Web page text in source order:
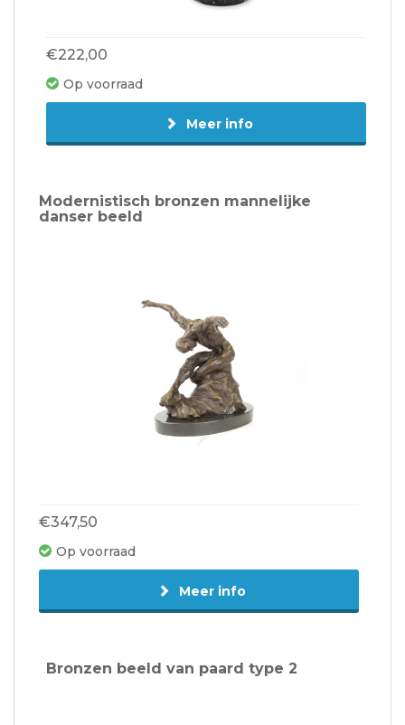
€222,00
Op voorraad
Meer info
Modernistisch bronzen mannelijke
danser beeld
€347,50
Op voorraad
Meer info
Bronzen beeld van paard type 2